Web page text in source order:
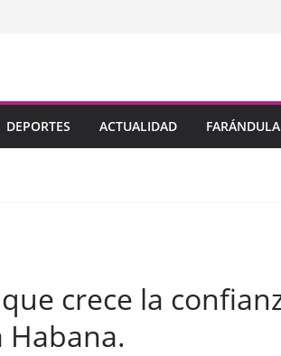
DEPORTES ACTUALIDAD FARÁNDULA
crece la
Habana.